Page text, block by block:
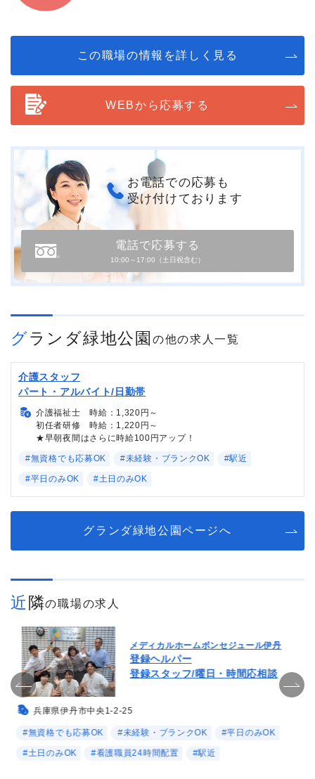
この職場の情報を詳しく見る
WEBから応募する
お電話での応募も
受け付けております
電話で応募する
10:00～17:00（土日祝含む）
グランダ緑地公園 の他の求人一覧
介護スタッフ
パート・アルバイト/日勤帯
介護福祉士 時給：1,320円～
初任者研修 時給：1,220円～
★早朝夜間はさらに時給100円アップ！
#無資格でも応募OK #未経験・ブランクOK #駅近
#平日のみOK #土日のみOK
グランダ緑地公園ページへ
近隣の職場の求人
メディカルホームボンセジュール伊丹
登録ヘルパー
登録スタッフ/曜日・時間応相談
兵庫県伊丹市中央1-2-25
#無資格でも応募OK #未経験・ブランクOK #平日のみOK
#土日のみOK #看護職員24時間配置 #駅近